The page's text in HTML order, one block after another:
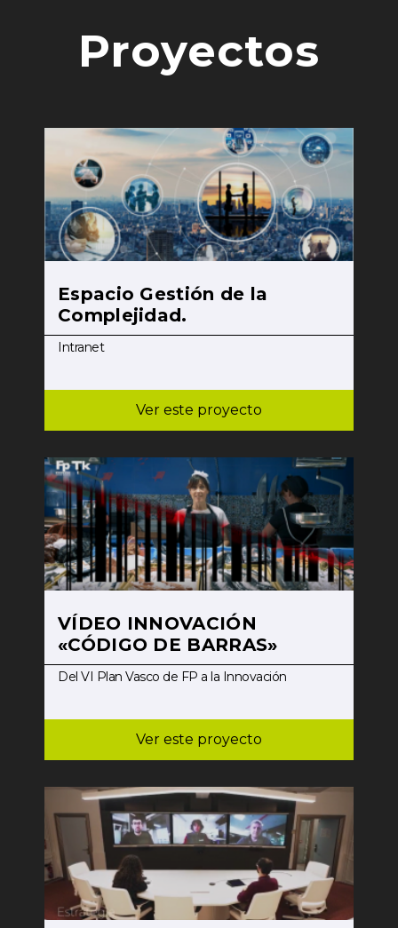
Proyectos
Espacio Gestión de la
Complejidad.
Intranet
Ver este proyecto
VÍDEO INNOVACIÓN
«CÓDIGO DE BARRAS»
Del VI Plan Vasco de FP a la Innovación
Ver este proyecto